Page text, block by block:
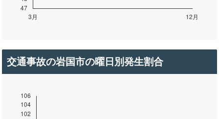
交通事故の岩国市の曜日別発生割合